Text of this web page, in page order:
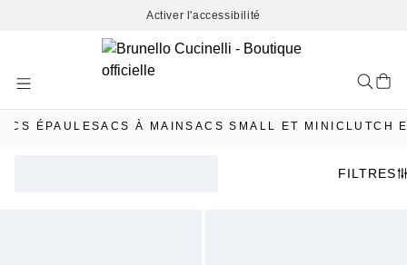
Activer l'accessibilité
Content
ÉPAULESACS À MAINSACS SMALL ET MINI CLUTCH
FILTRES